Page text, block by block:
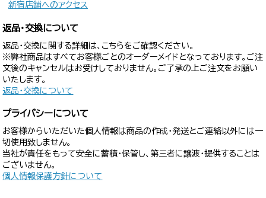
新宿店舗へのアクセス
返品・交換について
返品・交換に関する詳細は、こちらをご確認ください。
※弊社商品はすべてお客様ごとのオーダーメイドとなっております。ご注
文後のキャンセルはお受けしておりません。ご了承の上ご注文をお願い
いたします。
返品・交換について
プライバシーについて
お客様からいただいた個人情報は商品の作成・発送とご連絡以外には一
切使用致しません。
当社が責任をもって安全に蓄積・保管し、第三者に譲渡・提供することは
ございません。
個人情報保護方針について